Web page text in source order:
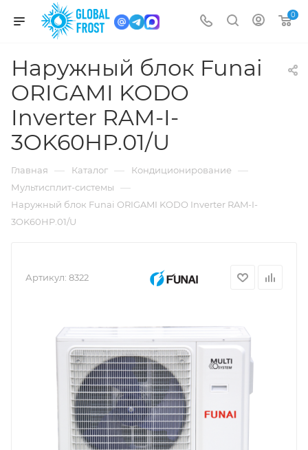
0
Наружный блок Funai
ORIGAMI KODO
Inverter RAM-I-
3OK60HP.01/U
Главная — Каталог — Кондиционирование —
Мультисплит-системы —
Наружный блок Funai ORIGAMI KODO Inverter RAM-I-
3OK60HP.01/U
Артикул: 8322